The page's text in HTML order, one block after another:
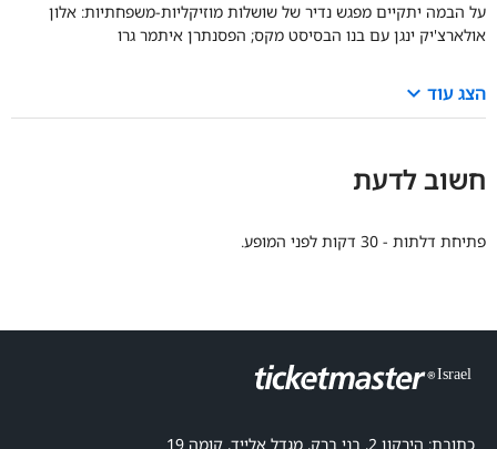
על הבמה יתקיים מפגש נדיר של שושלות מוזיקליות-משפחתיות: אלון
אולארצ'יק ינגן עם בנו הבסיסט מקס; הפסנתרן איתמר גרו
הצג עוד keyboard_arrow_down
חשוב לדעת
פתיחת דלתות - 30 דקות לפני המופע.
כתובת: הירקון 2, בני ברק, מגדל אלייד, קומה 19